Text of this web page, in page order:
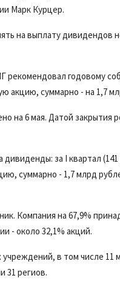
Марк Курцер.
на выплату дивидендов
рекомендовал годовому
акцию, суммарно - на 1,7
на 6 мая. Датой
за I квартал
суммарно - 1,7 млрд
Компания на 67,9%
- около 32,1% акций.
в том числе 11
31 региов.